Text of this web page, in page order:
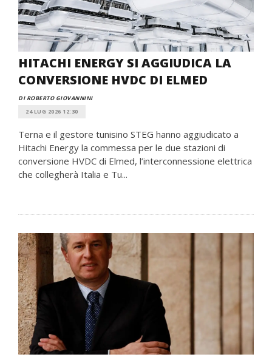
HITACHI ENERGY SI AGGIUDICA LA
CONVERSIONE HVDC DI ELMED
DI ROBERTO GIOVANNINI
24 LUG 2026 12:30
Terna e il gestore tunisino STEG hanno aggiudicato a
Hitachi Energy la commessa per le due stazioni di
conversione HVDC di Elmed, l’interconnessione elettrica
che collegherà Italia e Tu...